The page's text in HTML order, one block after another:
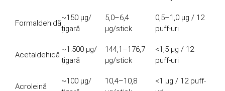
Formaldehidă
~150 μg/
țigară
5,0–6,4
μg/stick
0,5–1,0 μg / 12
puff-uri
Acetaldehidă
~1.500 μg/
țigară
144,1–176,7
μg/stick
<1,5 μg / 12
puff-uri
Acroleină
~100 μg/
10,4–10,8
<1 μg / 12 puff-